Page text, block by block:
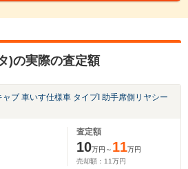
)の実際の査定額
ャブ 車いす仕様車 タイプI 助手席側リヤシー
査定額
10万円～ 11万円
売却額： 11万円